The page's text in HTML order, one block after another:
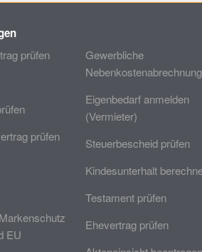
prüfen
prüfen
EU
Gewerbliche
Eigenbedarf anmelden
(Vermieter)
Steuerbescheid prüfen
Kindesunterhalt
Testament prüfen
Ehevertrag prüfen